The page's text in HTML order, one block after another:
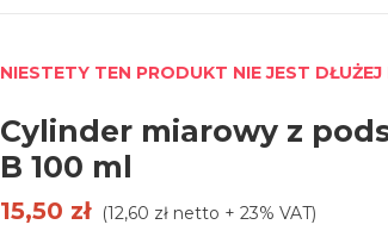
NIESTETY TEN PRODUKT NIE JEST
Cylinder miarowy z
B 100 ml
15,50 zł (12,60 zł netto + 23% VAT)